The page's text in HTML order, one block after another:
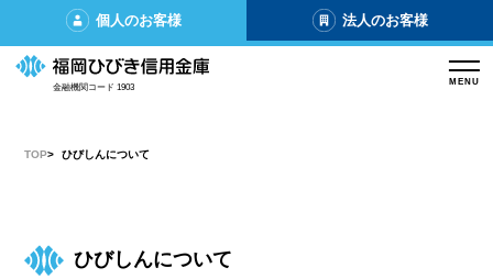
金融機関コード 1903
MENU
個人のお客様 法人のお客様
TOP ひびしんについて
ひびしんについて